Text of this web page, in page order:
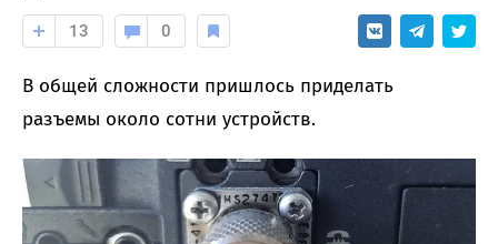
13 0
В общей сложности пришлось приделать
разъемы около сотни устройств.